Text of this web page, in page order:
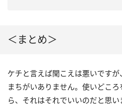
＜まとめ＞
ケチと言えば聞こえは悪いです
まちがいありません。使いどこ
ら、それはそれでいいのだと思